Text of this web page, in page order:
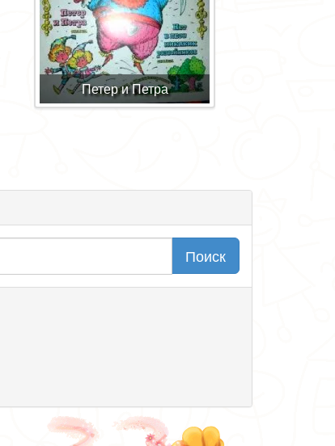
Петер и Петра